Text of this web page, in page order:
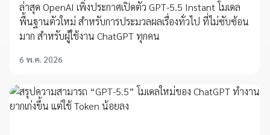
ล่าสุด OpenAI เพิ่งประกาศเปิดตัว GPT-5.5 Instant โมเดล
พื้นฐานตัวใหม่ สำหรับการประมวลผลเรื่องทั่วไป ที่ไม่ซับซ้อน
มาก สำหรับผู้ใช้งาน ChatGPT ทุกคน
6 พ.ค. 2026